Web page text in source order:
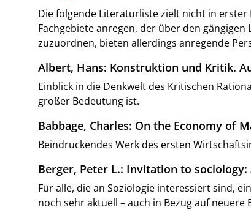
Die folgende Literaturliste zielt nicht in
Fachgebiete anregen, der über den
zuzuordnen, bieten allerdings anregende
Albert, Hans: Konstruktion und Kritik.
Einblick in die Denkwelt des Kritischen
großer Bedeutung ist.
Babbage, Charles: On the Economy of
Beindruckendes Werk des ersten
Berger, Peter L.: Invitation to
Für alle, die an Soziologie interessiert sind,
noch sehr aktuell – auch in Bezug auf